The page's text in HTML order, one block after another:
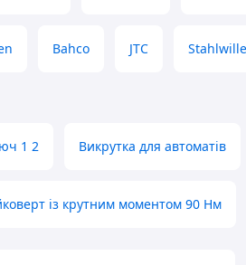
Bahco JTC Stahlwille
1 2 Викрутка для автоматів
із крутним моментом 90 Нм